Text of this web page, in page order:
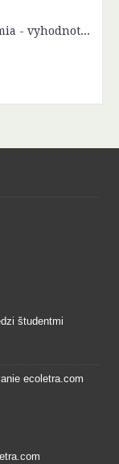
Plán rozvoja bezpečnostného povedomia - vyhodnotenie účinnosti
študentmi
ecoletra.com